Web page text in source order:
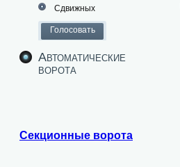
Сдвижных
Автоматические
ворота
Секционные ворота